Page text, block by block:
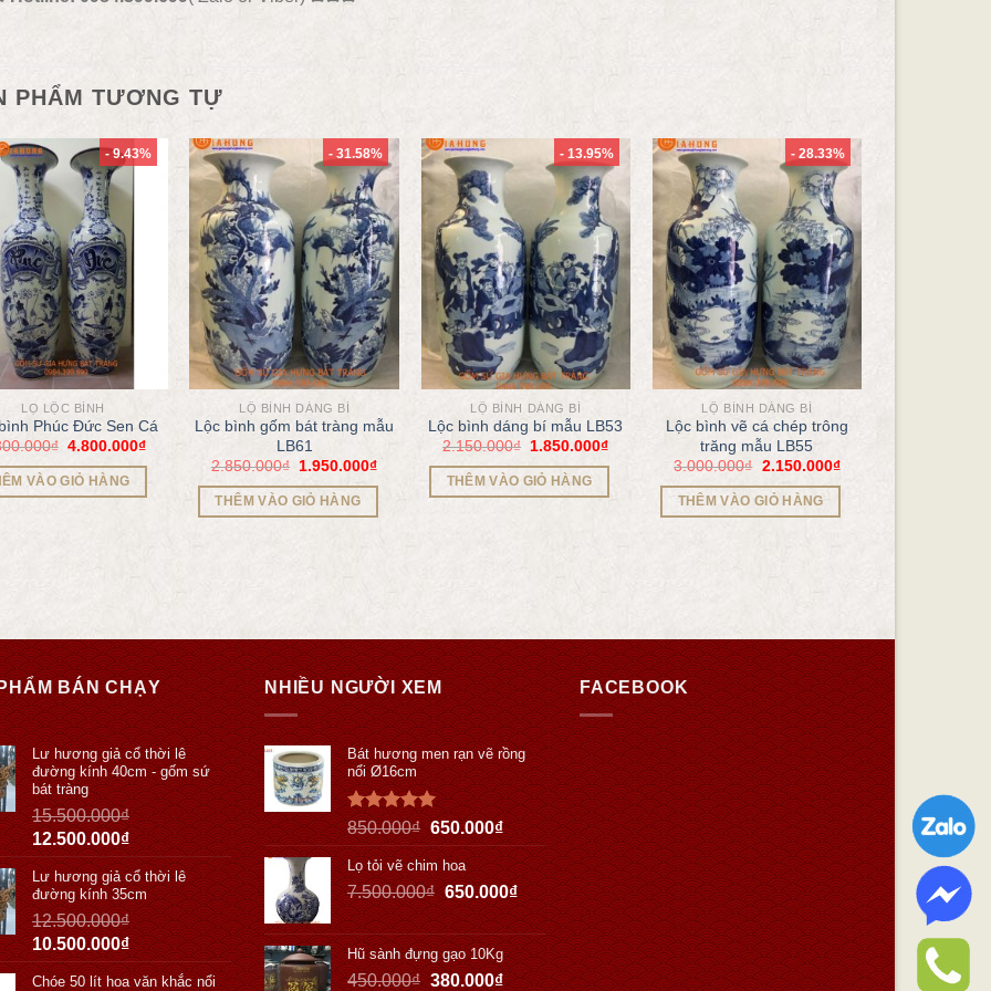
PHẨM TƯƠNG TỰ
- 9.43%
LỌ LỘC BÌNH
Phúc Đức Sen Cá
₫ 4.800.000₫
VÀO GIỎ HÀNG
- 31.58%
LỘ BÌNH DÁNG BÍ
Lộc bình gốm bát tràng mẫu
LB61
2.850.000₫ 1.950.000₫
THÊM VÀO GIỎ HÀNG
- 13.95%
LỘ BÌNH DÁNG BÍ
Lộc bình dáng bí mẫu LB53
2.150.000₫ 1.850.000₫
THÊM VÀO GIỎ HÀNG
- 28.33%
LỘ BÌNH DÁNG BÍ
Lộc bình vẽ cá chép trông
trăng mẫu LB55
3.000.000₫ 2.150.000₫
THÊM VÀO GIỎ HÀNG
BÁN CHẠY
Lư hương giả cổ thời lê
đường kính 40cm - gốm sứ
bát tràng
15.500.000₫
12.500.000₫
Lư hương giả cổ thời lê
đường kính 35cm
12.500.000₫
10.500.000₫
Chóe 50 lít hoa văn khắc nổi
NHIỀU NGƯỜI XEM
Bát hương men rạn vẽ rồng
nổi Ø16cm
Được xếp
hạng5.00
5 sao
850.000₫ 650.000₫
Lọ tỏi vẽ chim hoa
7.500.000₫ 650.000₫
Hũ sành đựng gạo 10Kg
450.000₫ 380.000₫
FACEBOOK